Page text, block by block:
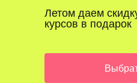
Летом даем
курсов в подарок